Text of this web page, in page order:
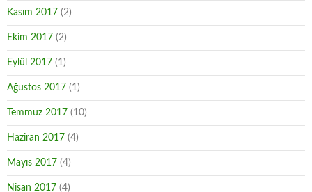
Kasım 2017 (2)
Ekim 2017 (2)
Eylül 2017 (1)
Ağustos 2017 (1)
Temmuz 2017 (10)
Haziran 2017 (4)
Mayıs 2017 (4)
Nisan 2017 (4)